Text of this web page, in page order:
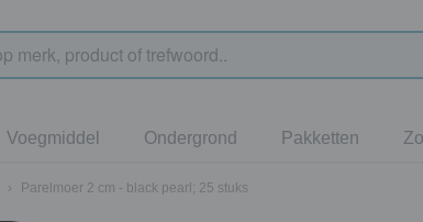
Voegmiddel Ondergrond Pakketten
› Parelmoer 2 cm - black pearl; 25 stuks